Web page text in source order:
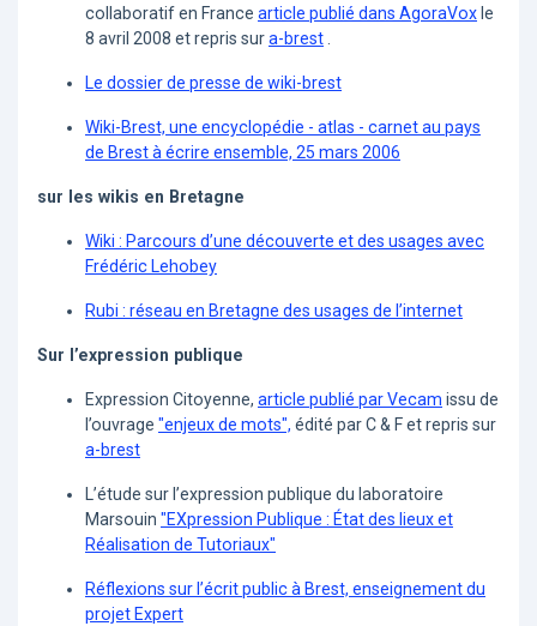
collaboratif en France article publié dans AgoraVox le
8 avril 2008 et repris sura-brest .
Le dossier de presse de wiki-brest
Wiki-Brest, une encyclopédie - atlas - carnet au pays
de Brest à écrire ensemble, 25 mars 2006
sur les wikis en Bretagne
Wiki : Parcours d’une découverte et des usages avec
Frédéric Lehobey
Rubi : réseau en Bretagne des usages de l’internet
Sur l’expression publique
Expression Citoyenne, article publié par Vecam issu de
l’ouvrage "enjeux de mots", édité par C & F et repris sur
a-brest
L’étude sur l’expression publique du laboratoire
Marsouin "EXpression Publique : État des lieux et
Réalisation de Tutoriaux"
Réflexions sur l’écrit public à Brest, enseignement du
projet Expert